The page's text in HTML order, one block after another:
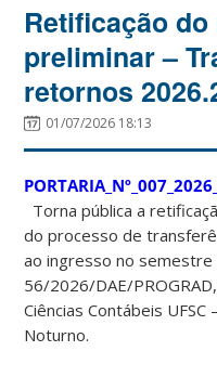
Retificação
preliminar –
retornos
01/07/2026 18:13
Torna pública a
do processo de
ao ingresso no semestre
56/2026/DAE/
Ciências Contábeis
Noturno.